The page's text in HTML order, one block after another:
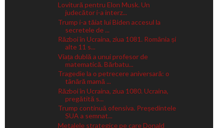
Lovitură pentru Elon Musk. Un
judecător i-a interz...
Trump i-a tăiat lui Biden accesul la
secretele de ...
Război în Ucraina, ziua 1081. România și
alte 11 s...
Viața dublă a unui profesor de
matematică. Bărbatu...
Tragedie la o petrecere aniversară: o
tânără mamă ...
Război în Ucraina, ziua 1080. Ucraina,
pregătită s...
Trump continuă ofensiva. Președintele
SUA a semnat...
Metalele strategice pe care Donald